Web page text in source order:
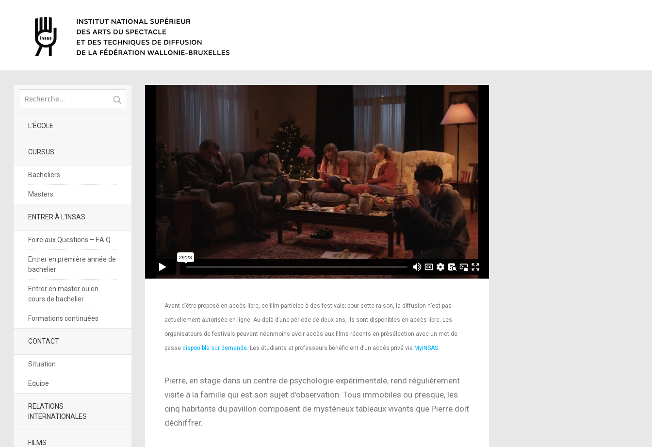
L’ÉCOLE
CURSUS
Bacheliers
Masters
ENTRER À L’INSAS
Foire aux Questions – F.A.Q.
Entrer en première année de
bachelier
Entrer en master ou en
cours de bachelier
Formations continuées
CONTACT
Situation
Equipe
RELATIONS
INTERNATIONALES
FILMS
Avant d’être proposé en accès libre, ce film participe à des festivals; pour cette raison, la diffusion n’est pas
actuellement autorisée en ligne. Au-delà d’une période de deux ans, ils sont disponibles en accès libre. Les
organisateurs de festivals peuvent néanmoins avoir accès aux films récents en présélection avec un mot de
passe disponible sur demande. Les étudiants et professeurs bénéficient d’un accès privé via MyINSAS.
Pierre, en stage dans un centre de psychologie expérimentale, rend régulièrement
visite à la famille qui est son sujet d’observation. Tous immobiles ou presque, les
cinq habitants du pavillon composent de mystérieux tableaux vivants que Pierre doit
déchiffrer.